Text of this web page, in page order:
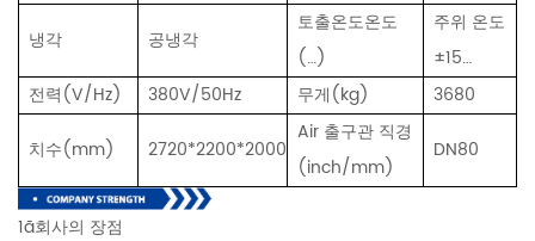
냉각
공냉각
토출온도온도
(…)
주위 온도
±15…
전력(V/Hz)
380V/50Hz 무게(kg)
3680
치수(mm)
2720*2200*2000
Air 출구관 직경
(inch/mm)
DN80
1ã회사의 장점